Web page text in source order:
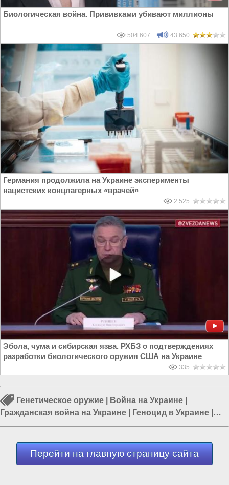
Биологическая война. Прививками убивают миллионы
504 607 43 650
Германия продолжила на Украине эксперименты
нацистских концлагерных «врачей»
2 525
Эбола, чума и сибирская язва. РХБЗ о подтверждениях
разработки биологического оружия США на Украине
335
Генетическое оружие Война на Украине
Гражданская война на Украине
Геноцид в Украине
Россия и США|Россия и Украина|Украина и США
Перейти на главную страницу сайта